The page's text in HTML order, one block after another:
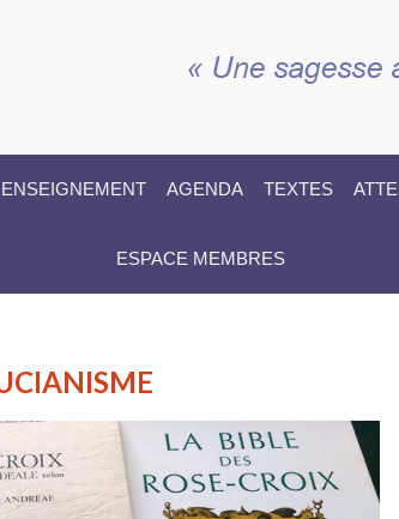
ENSEIGNEMENT AGENDA TEXTES
ESPACE MEMBRES